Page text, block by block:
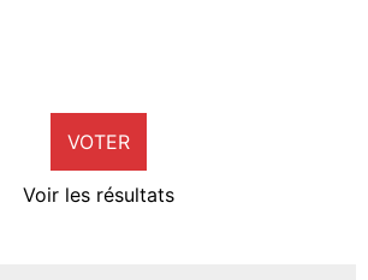
VOTER
Voir les résultats